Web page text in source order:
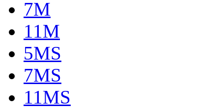
7M
11M
5MS
7MS
11MS